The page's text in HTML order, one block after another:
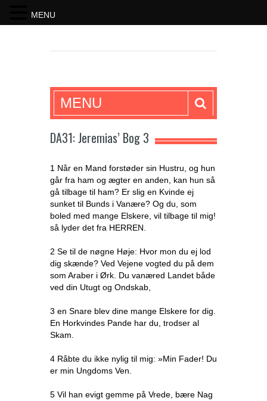
SKRIFTEN
MENU
DA31: Jeremias’ Bog 3
1 Når en Mand forstøder sin Hustru, og hun
går fra ham og ægter en anden, kan hun så
gå tilbage til ham? Er slig en Kvinde ej
sunket til Bunds i Vanære? Og du, som
boled med mange Elskere, vil tilbage til mig!
så lyder det fra HERREN.
2 Se til de nøgne Høje: Hvor mon du ej lod
dig skænde? Ved Vejene vogted du på dem
som Araber i Ørk. Du vanæred Landet både
ved din Utugt og Ondskab,
3 en Snare blev dine mange Elskere for dig.
En Horkvindes Pande har du, trodser al
Skam.
4 Råbte du ikke nylig til mig: »Min Fader! Du
er min Ungdoms Ven.
5 Vil han evigt gemme på Vrede, bære Nag
MENU